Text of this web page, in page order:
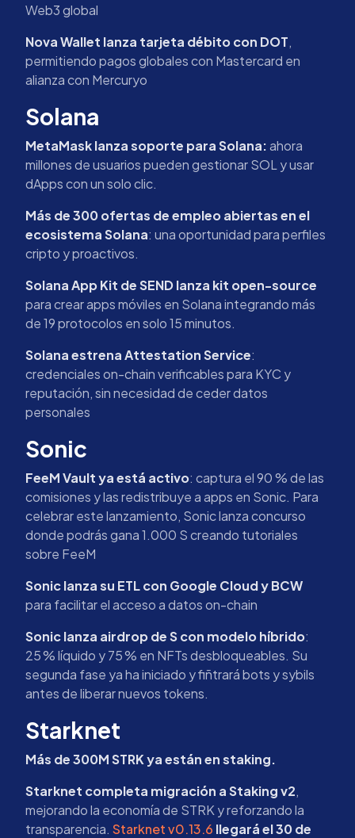
Web3 global
Nova Wallet lanza tarjeta débito con DOT,
permitiendo pagos globales con Mastercard en
alianza con Mercuryo
Solana
MetaMask lanza soporte para Solana:ahora
millones de usuarios pueden gestionar SOL y usar
dApps con un solo clic.
Más de 300 ofertas de empleo abiertas en el
ecosistema Solana: una oportunidad para perfiles
cripto y proactivos.
Solana App Kit de SEND lanza kit open-source
para crear apps móviles en Solana integrando más
de 19 protocolos en solo 15 minutos.
Solana estrena Attestation Service:
credenciales on-chain verificables para KYC y
reputación, sin necesidad de ceder datos
personales
Sonic
FeeM Vault ya está activo: captura el 90 % de las
comisiones y las redistribuye a apps en Sonic. Para
celebrar este lanzamiento, Sonic lanza concurso
donde podrás gana 1.000 S creando tutoriales
sobre FeeM
Sonic lanza su ETL con Google Cloud y BCW
para facilitar el acceso a datos on-chain
Sonic lanza airdrop de S con modelo híbrido:
25 % líquido y 75 % en NFTs desbloqueables. Su
segunda fase ya ha iniciado y fiñtrará bots y sybils
antes de liberar nuevos tokens.
Starknet
Más de 300M STRK ya están en staking.
Starknet completa migración a Staking v2,
mejorando la economía de STRK y reforzando la
transparencia. Starknet v0.13.6 llegará el 30 de